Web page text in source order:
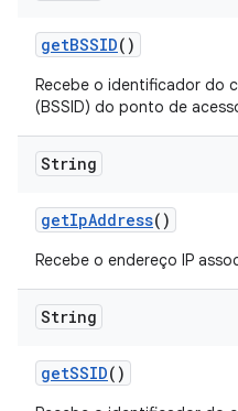
getBSSID()
Recebe o identificador do
(BSSID) do ponto de
String
getIpAddress()
Recebe o endereço IP
String
getSSID()